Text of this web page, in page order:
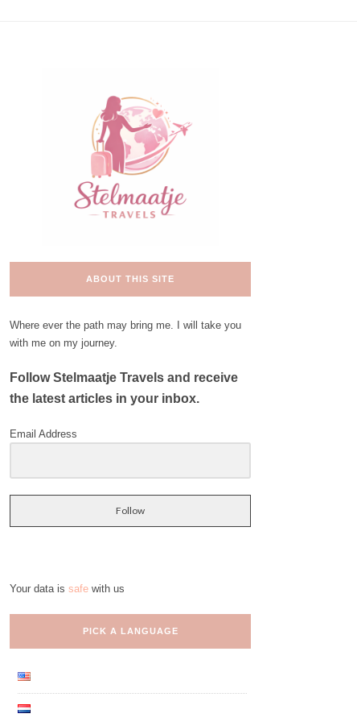
ABOUT THIS SITE
Where ever the path may bring me. I will take you
with me on my journey.
Follow Stelmaatje Travels and receive
the latest articles in your inbox.
Email Address
Follow
Your data is safe with us
PICK A LANGUAGE